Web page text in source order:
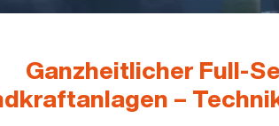
Ganzheitlicher Full-
–